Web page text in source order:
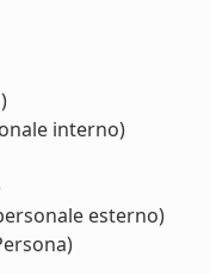
interno)
esterno)